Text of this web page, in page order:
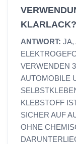
KLARLACK?
ANTWORT: JA,
VERWENDEN
AUTOMOBILE
KLEBSTOFF
SICHER AUF
OHNE